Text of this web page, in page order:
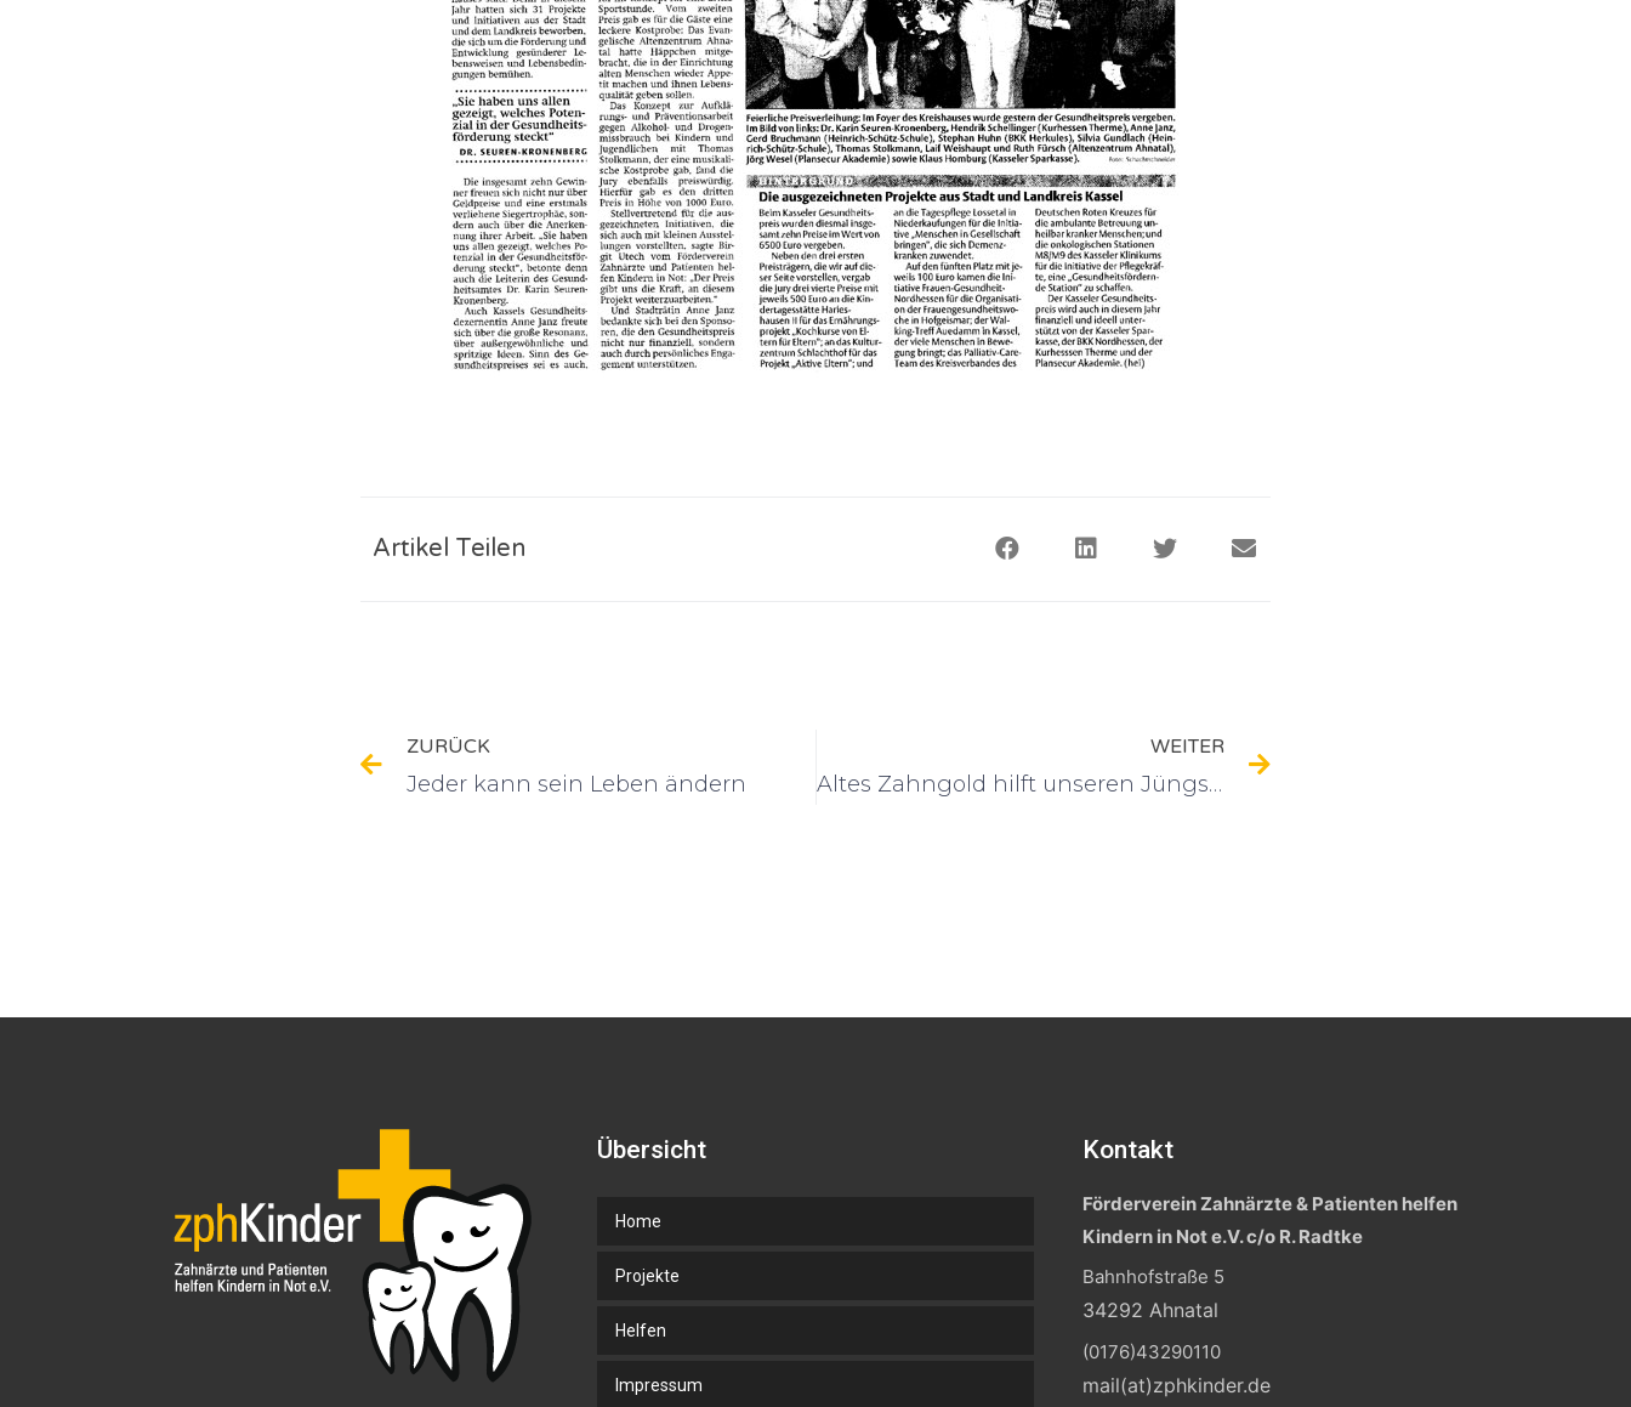
Artikel Teilen
ZURÜCK
Jeder kann sein Leben ändern
WEITER
Altes Zahngold hilft unseren Jüngsten
Übersicht
Home
Projekte
Helfen
Impressum
Kontakt
Förderverein Zahnärzte & Patienten helfen
Kindern in Not e.V. c/o R. Radtke
Bahnhofstraße 5
34292 Ahnatal
(0176)43290110
mail(at)zphkinder.de